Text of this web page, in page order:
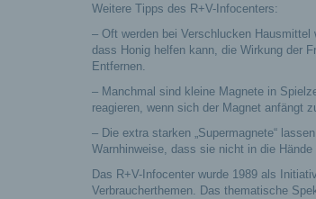
Weitere Tipps des R+V-Infocenters:
– Oft werden bei Verschlucken Hausmittel
dass Honig helfen kann, die Wirkung der
Entfernen.
– Manchmal sind kleine Magnete in
reagieren, wenn sich der Magnet anfängt
– Die extra starken „Supermagnete“
Warnhinweise, dass sie nicht in die Hände
Das R+V-Infocenter wurde 1989 als
Verbraucherthemen. Das thematische